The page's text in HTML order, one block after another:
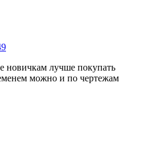
новичкам лучше покупать
можно и по чертежам